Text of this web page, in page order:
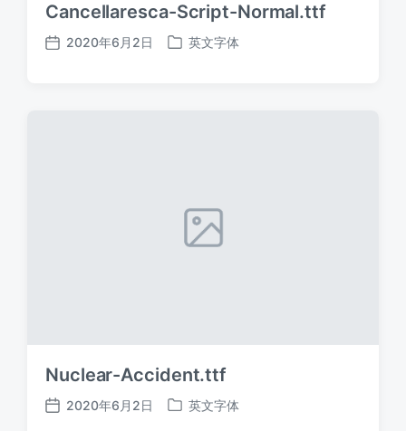
Cancellaresca-Script-Normal.ttf
发
2020年6月2日
发
英文字体
Nuclear-Accident.ttf
发
2020年6月2日
发
英文字体